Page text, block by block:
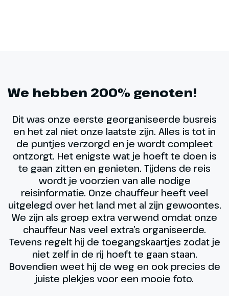
We hebben 200% genoten!
Dit was onze eerste georganiseerde busreis
en het zal niet onze laatste zijn. Alles is tot in
de puntjes verzorgd en je wordt compleet
ontzorgt. Het enigste wat je hoeft te doen is
te gaan zitten en genieten. Tijdens de reis
wordt je voorzien van alle nodige
reisinformatie. Onze chauffeur heeft veel
uitgelegd over het land met al zijn gewoontes.
We zijn als groep extra verwend omdat onze
chauffeur Nas veel extra’s organiseerde.
Tevens regelt hij de toegangskaartjes zodat je
niet zelf in de rij hoeft te gaan staan.
Bovendien weet hij de weg en ook precies de
juiste plekjes voor een mooie foto.